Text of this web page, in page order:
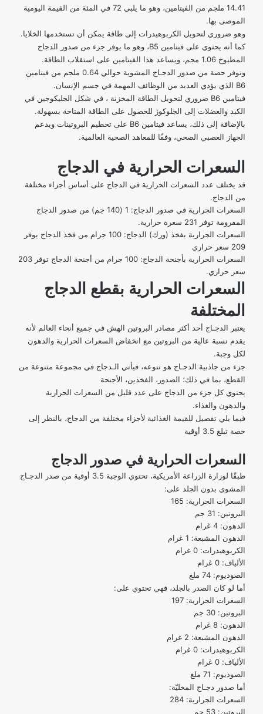
14.41 ملجم من الفيتامين، وهو ما يلبي 72 في المئة من القيمة اليومية
الموصى بها.
وهو ضروري لتحويل الكربوهيدرات إلى طاقة يمكن أن تستخدمها الخلايا.
كما أنه يحتوي على فيتامين B5، وهو ما يوفر جزء من صدور الدجاج
المطبوخ 1.06 مجم، ويساعد هذا الفيتامين على استقلاب الطاقة.
وتوفر حصة من صدور الدجـاج المشوية حوالي 0.64 ملجم من فيتامين
B6 الذي يؤدي العديد من الوظائف المهمة في جسم الإنسان.
فيتامين B6 ضروري لتحويل الطاقة المخزنة ، في شكل الجليكوجين في
الكبد والعضلات إلى الجلوكوز للحصول على الطاقة المتاحة بسهولة.
بالإضافة إلى ذلك، يساعد فيتامين B6 على تحطيم البروتينات ويدعم
الجهاز العصبي الصحي، وفقًا للمعاهد الصحية العالمية.
السعرات الحرارية في الدجاج
قد يختلف عدد السعرات الحرارية في الدجاج على أساس أجزاء مختلفة
من الدجاج.
السعرات الحرارية في صدور الدجاج: 1 (140 جم) من صدور الدجاج
المفرومة توفر 231 سعرة حرارية.
السعرات الحرارية بفخذ (ورك) الدجاج: 100 جرام من فخذ الدجاج يوفر
209 سعر حراري
السعرات الحرارية بأجنحة الدجاج: 100 جرام من أجنحة الدجاج توفر 203
سعر حراري.
السعرات الحرارية بقطع الدجاج
المختلفة
يعتبر الدجـاج أحد أكثر مصادر البروتين الهش في جميع أنحاء العالم لأنه
يقدم نسبة عالية من البروتين مع انخفاض السعرات الحرارية والدهون
لكل وجبة.
جزء من جاذبية الدجـاج هو تنوعه، فيأتي الـدجاج في مجموعة متنوعة من
القطع، بما في ذلك؛ الصدور، الفخذين، الأجنحة
يحتوي كل جزء من الدجاج على عدد قليل من السعرات الحرارية
والدهون والغذاء.
فيما يلي تفصيل للقيمة الغذائية لأجزاء مختلفة من الدجاج، بالنظر إلى
حصة تبلغ 3.5 أوقية
السعرات الحرارية في صدور الدجاج
طبقًا لوزارة الزراعة الأمريكية، تحتوي الوجبة 3.5 أوقية من صدر الدجـاج
المشوي بدون الجلد على:
السعرات الحرارية: 165
البروتين: 31 جم
الدهون: 4 غرام
الدهون المشبعة: 1 غرام
الكربوهيدرات: 0 غرام
الألياف: 0 غرام
الصوديوم: 74 ملغ
أما لو كان الصدر بالجلد، فهي تحتوي على:
السعرات الحرارية: 197
البروتين: 30 جم
الدهون: 8 غرام
الدهون المشبعة: 2 غرام
الكربوهيدرات: 0 غرام
الألياف: 0 غرام
الصوديوم: 71 ملغ
أما صدور دجـاج المخليّة:
السعرات الحرارية: 284
البروتين: 53 جم